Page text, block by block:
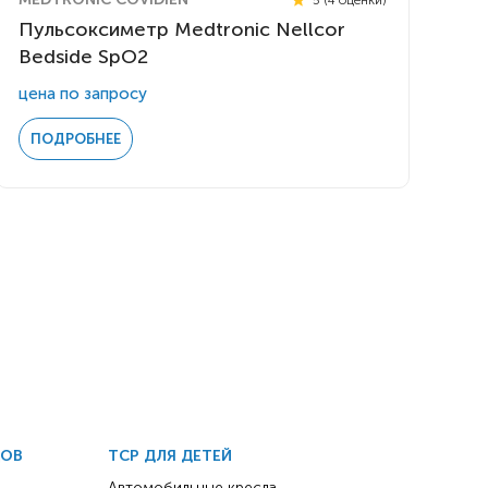
Пульсоксиметр Medtronic Nellcor
Bedside SpO2
цена по запросу
ПОДРОБНЕЕ
ТСР ДЛЯ ДЕТЕЙ